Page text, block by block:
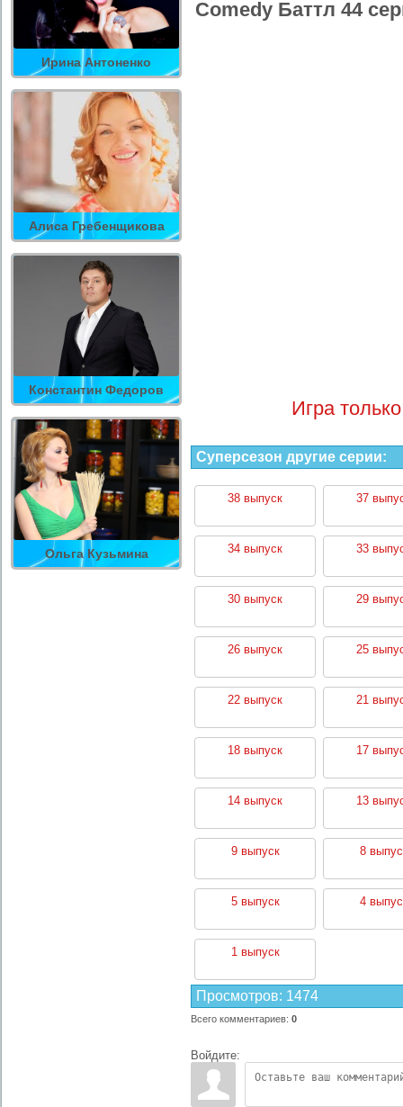
Ирина Антоненко
Алиса Гребенщикова
Константин Федоров
Ольга Кузьмина
Comedy Баттл 44
Игра
Суперсезон другие серии:
38 выпуск 37
34 выпуск 33
30 выпуск 29
26 выпуск 25
22 выпуск 21
18 выпуск 17
14 выпуск 13
9 выпуск 8
5 выпуск 4
1 выпуск
Просмотров: 1474
Всего комментариев: 0
Войдите: